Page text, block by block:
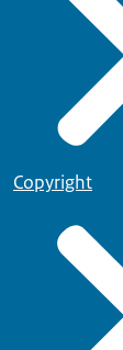
Copyright